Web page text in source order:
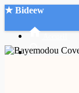
★ Bideew